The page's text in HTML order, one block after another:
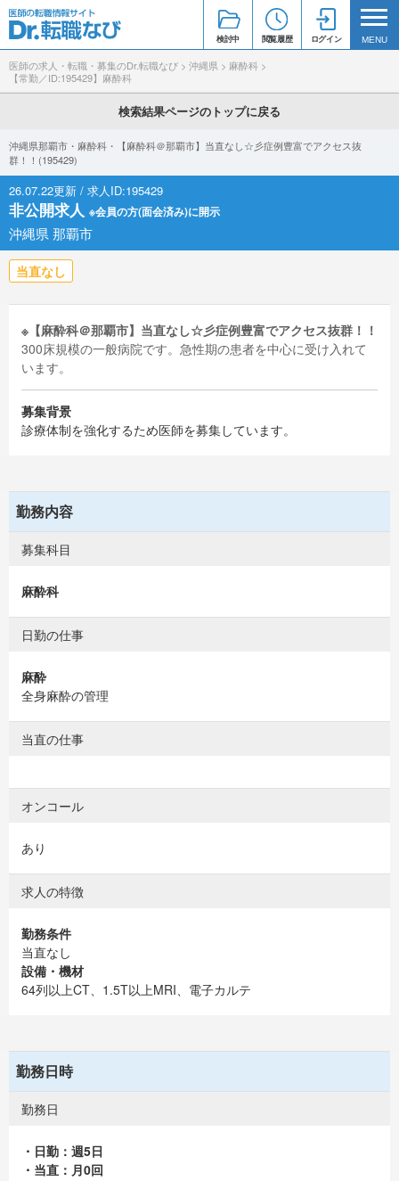
検討中 閲覧履歴 ログイン MENU
医師の求人・転職・募集のDr.転職なび > 沖縄県 > 麻酔科 >
【常勤／ID:195429】麻酔科
検索結果ページのトップに戻る
沖縄県那覇市・麻酔科・【麻酔科＠那覇市】当直なし☆彡症例豊富でアクセス抜
群！！(195429)
26.07.22更新 / 求人ID:195429
非公開求人 ※会員の方(面会済み)に開示
沖縄県 那覇市
当直なし
※【麻酔科＠那覇市】当直なし☆彡症例豊富でアクセス抜群！！
300床規模の一般病院です。急性期の患者を中心に受け入れて
います。
募集背景
診療体制を強化するため医師を募集しています。
勤務内容
募集科目
麻酔科
日勤の仕事
麻酔
全身麻酔の管理
当直の仕事
オンコール
あり
求人の特徴
勤務条件
当直なし
設備・機材
64列以上CT、1.5T以上MRI、電子カルテ
勤務日時
勤務日
・日勤：週5日
・当直：月0回